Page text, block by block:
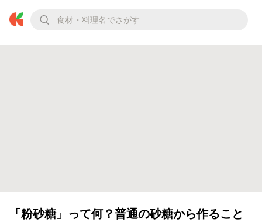
「粉砂糖」って何？普通の砂糖から作ること